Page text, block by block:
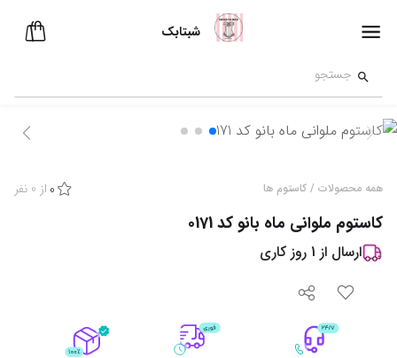
شبتابک
همه محصولات / کاستوم ها 0 از 0 نفر
کاستوم ملوانی ماه بانو کد 0171
ارسال از 1 روز کاری